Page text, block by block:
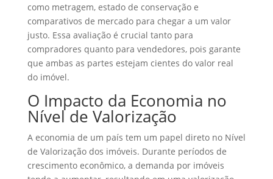
como metragem, estado de conservação e
comparativos de mercado para chegar a um valor
justo. Essa avaliação é crucial tanto para
compradores quanto para vendedores, pois garante
que ambas as partes estejam cientes do valor real
do imóvel.
O Impacto da Economia no
Nível de Valorização
A economia de um país tem um papel direto no Nível
de Valorização dos imóveis. Durante períodos de
crescimento econômico, a demanda por imóveis